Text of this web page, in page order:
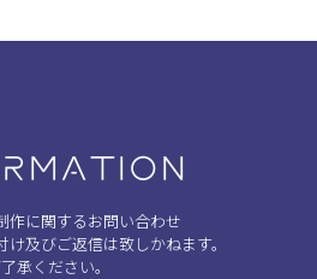
作に関するお問い合わせ
及びご返信は致しかねます。
承ください。